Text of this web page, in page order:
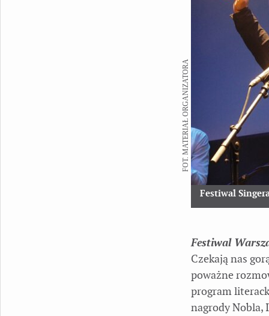
Festiwal
FOT. MATERIAŁ ORGANIZATORA
Festiwal
Czekają nas
poważne
program
nagrody Nobla,